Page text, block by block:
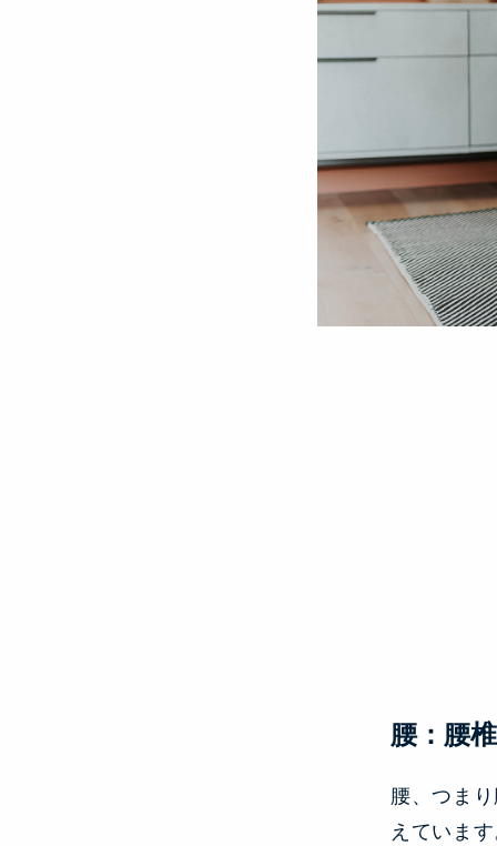
腰：腰
腰、つま
えていま